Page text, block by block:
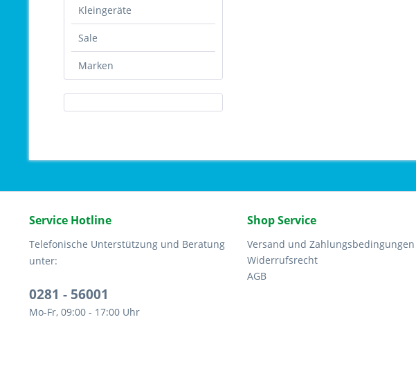
Kleingeräte
Sale
Marken
Service Hotline
Telefonische Unterstützung und Beratung
unter:
0281 - 56001
Mo-Fr, 09:00 - 17:00 Uhr
Shop Service
Versand und Zahlungsbedingungen
Widerrufsrecht
AGB